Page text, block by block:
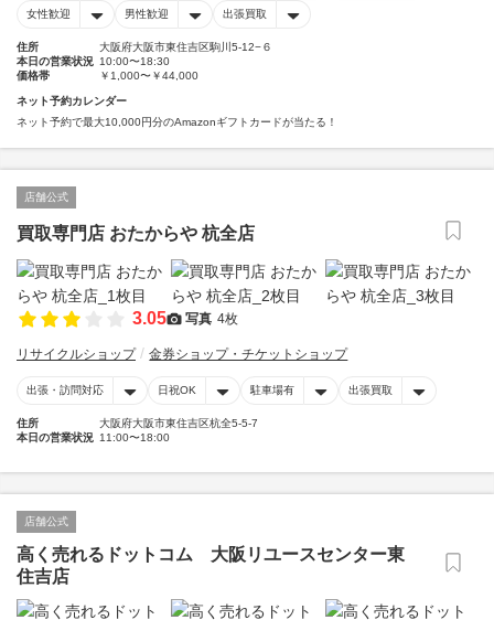
女性歓迎 男性歓迎 出張買取
住所
大阪府大阪市東住吉区駒川5-12−６
本日の営業状況 10:00〜18:30
価格帯
￥1,000〜￥44,000
ネット予約カレンダー
ネット予約で最大10,000円分のAmazonギフトカードが当たる！
店舗公式
買取専門店 おたからや 杭全店
3.05 写真 4枚
リサイクルショップ 金券ショップ・チケットショップ
出張・訪問対応 日祝OK 駐車場有 出張買取
住所
大阪府大阪市東住吉区杭全5-5-7
本日の営業状況 11:00〜18:00
店舗公式
高く売れるドットコム 大阪リユースセンター東
住吉店